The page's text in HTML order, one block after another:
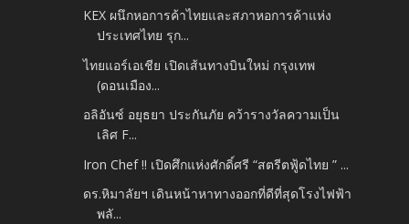
KEX ผนึกหอการค้าไทยและสภาหอการค้าแห่ง
ประเทศไทย รุก...
ไทยแอร์เอเชีย เปิดเส้นทางบินใหม่ กรุงเทพ
(ดอนเมือง...
อลิอันซ์ อยุธยา ประกันภัย คว้ารางวัลความเป็น
เลิศ F...
Iron Chef !! เปิดศึกแห่งศักดิ์ศรี “สตรีตฟู้ดไทย ” ...
ดร.หิมาลัยฯ เดินหน้าหาทางออกที่ดีที่สุดโรงไฟฟ้า
พลั...